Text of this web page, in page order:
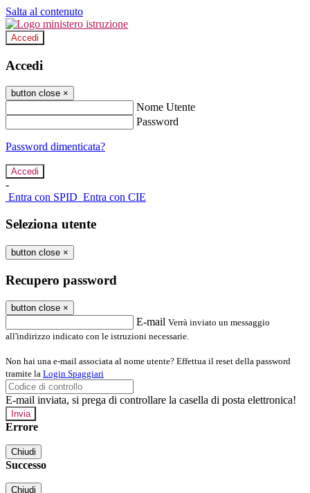
Salta al contenuto
Accedi
Accedi
button close ×
Nome Utente
Password
Password dimenticata?
-
Entra con SPID Entra con CIE
Seleziona utente
button close ×
Recupero password
button close ×
E-mail Verrà inviato un messaggio
all'indirizzo indicato con le istruzioni necessarie.
Non hai una e-mail associata al nome utente? Effettua il reset della password
tramite la Login Spaggiari
E-mail inviata, si prega di controllare la casella di posta elettronica!
Errore
Chiudi
Successo
Chiudi